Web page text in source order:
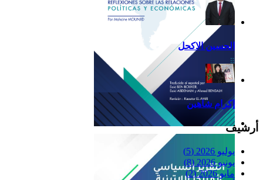
Reflexiones
الحسين الاكحل
إكرام شاهين
أرشيف
يوليو 2026
(5)
يونيو 2026
(8)
مايو 2026
(2)